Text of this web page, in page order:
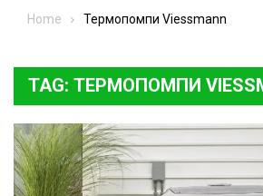
Home Термопомпи Viessmann
TAG: ТЕРМОПОМПИ